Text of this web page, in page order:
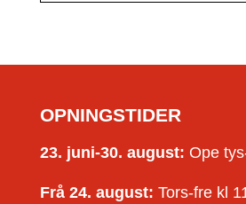
OPNINGSTIDER
23. juni-30. august: Ope
Frå 24. august: Tors-fre kl